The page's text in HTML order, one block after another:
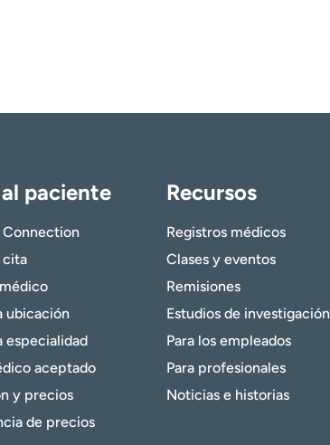
paciente
cita
ubicación
especialidad
aceptado
y precios
de precios
Recursos
Registros médicos
Clases y eventos
Remisiones
Estudios de investigación
Para los empleados
Para profesionales
Noticias e historias